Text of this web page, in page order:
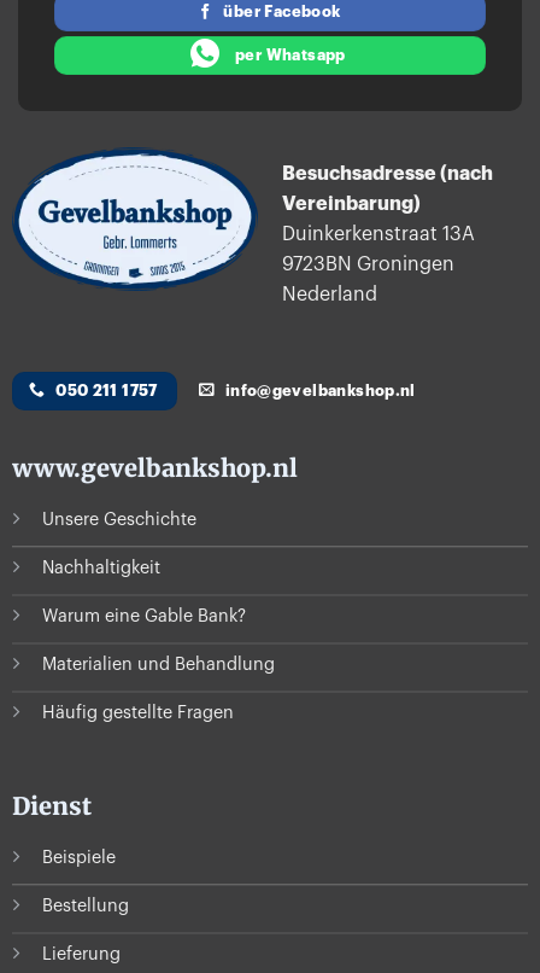
Produktseite
gewählt
über Facebook
per Whatsapp
Besuchsadresse (nach
Vereinbarung)
Duinkerkenstraat 13A
9723BN Groningen
Nederland
050 211 1757 info@gevelbankshop.nl
www.gevelbankshop.nl
Unsere Geschichte
Nachhaltigkeit
Warum eine Gable Bank?
Materialien und Behandlung
Häufig gestellte Fragen
Dienst
Beispiele
Bestellung
Lieferung